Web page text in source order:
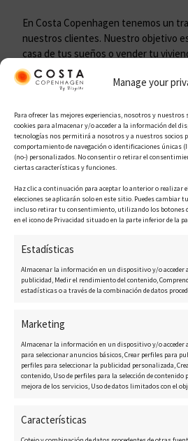
Manage your
Para ofrecer las mejores experiencias, nosotros y
cookies para almacenar y/o acceder a la información del
tecnologías nos permitirá a nosotros y a nuestros socios
comportamiento de navegación o identificaciones únicas
(no-) personalizados. No consentir o retirar el
ciertas características y funciones.
Haz clic a continuación para aceptar lo anterior o realizar
elecciones se aplicarán solo en este sitio. Puedes cambiar
incluso retirar tu consentimiento, utilizando los botones
en el icono de Privacidad situado en la parte inferior de la
Estadísticas
Almacenar la información en un dispositivo y/o acceder
publicidad, Medir el rendimiento del contenido,
estadísticas o a través de la combinación de datos
Marketing
Almacenar la información en un dispositivo y/o acceder
para seleccionar anuncios básicos, Crear perfiles para
perfiles para seleccionar la publicidad personalizada,
contenido, Uso de perfiles para la selección de
mejora de los servicios, Uso de datos limitados con el
Características
En Costa Copenhagen tenemos un
nuestros clientes. Nuestro objetivo
casa de tus sueños o vender tu
Mapa del sitio
Sobre nosotros
Propiedades en venta
Nuevas Promociones
Contáctanos
Información de
CostaCopenhagen.com
+34 616 15 10 35